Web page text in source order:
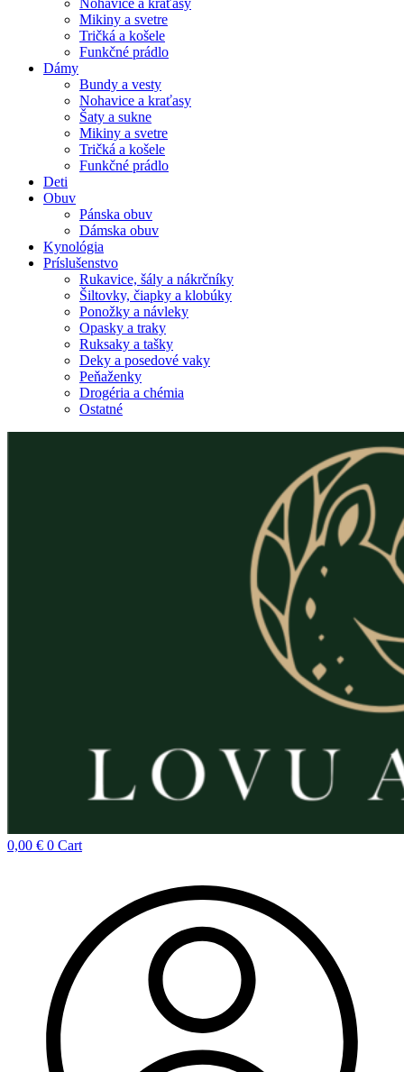
Nohavice a kraťasy
Mikiny a svetre
Tričká a košele
Funkčné prádlo
Dámy
Bundy a vesty
Nohavice a kraťasy
Šaty a sukne
Mikiny a svetre
Tričká a košele
Funkčné prádlo
Deti
Obuv
Pánska obuv
Dámska obuv
Kynológia
Príslušenstvo
Rukavice, šály a nákrčníky
Šiltovky, čiapky a klobúky
Ponožky a návleky
Opasky a traky
Ruksaky a tašky
Deky a posedové vaky
Peňaženky
Drogéria a chémia
Ostatné
0,00 € 0 Cart